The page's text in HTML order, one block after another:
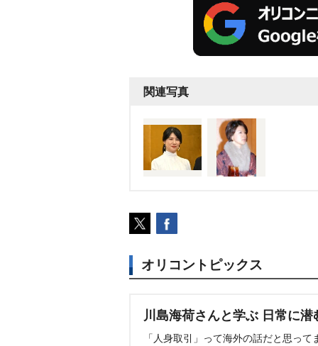
関連写真
オリコントピックス
川島海荷さんと学ぶ 日常に
「人身取引」って海外の話だと思っ